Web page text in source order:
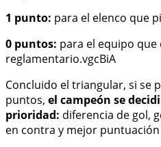
1 punto: para el elenco que
0 puntos: para el equipo que
reglamentario.vgcBiA
Concluido el triangular, si se
puntos, el campeón se
prioridad: diferencia de gol,
en contra y mejor puntuación